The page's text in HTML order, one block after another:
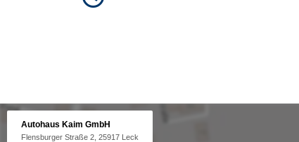
Autohaus Kaim GmbH
Flensburger Straße 2, 25917 Leck